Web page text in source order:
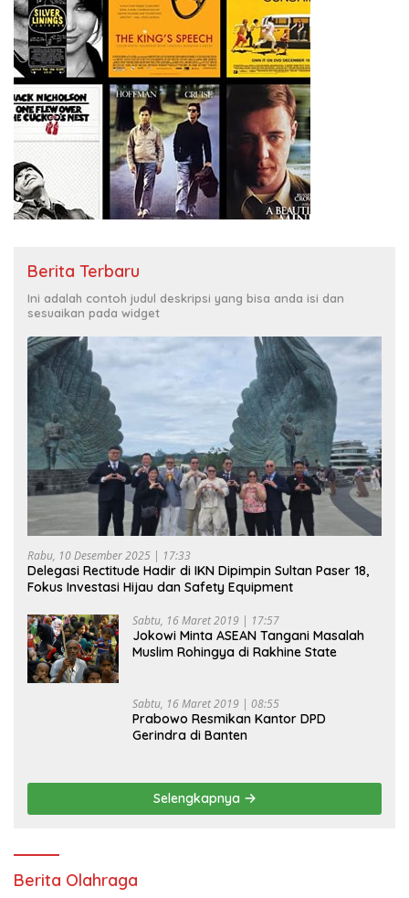
Berita Terbaru
Ini adalah contoh judul deskripsi yang bisa anda isi dan
sesuaikan pada widget
Rabu, 10 Desember 2025 | 17:33
Delegasi Rectitude Hadir di IKN Dipimpin Sultan Paser 18,
Fokus Investasi Hijau dan Safety Equipment
Sabtu, 16 Maret 2019 | 17:57
Jokowi Minta ASEAN Tangani Masalah
Muslim Rohingya di Rakhine State
Sabtu, 16 Maret 2019 | 08:55
Prabowo Resmikan Kantor DPD
Gerindra di Banten
Selengkapnya
Berita Olahraga